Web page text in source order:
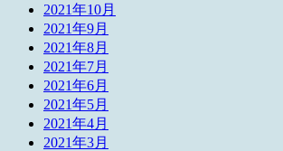
2021年10月
2021年9月
2021年8月
2021年7月
2021年6月
2021年5月
2021年4月
2021年3月